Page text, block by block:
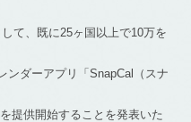
て、既に25ヶ国以上で10万を
ンダーアプリ「SnapCal（スナ
提供開始することを発表いた